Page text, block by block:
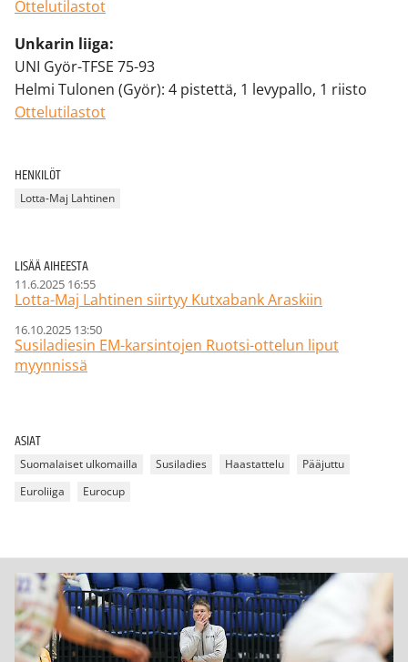
Ottelutilastot
Unkarin liiga:
UNI Györ-TFSE 75-93
Helmi Tulonen (Györ): 4 pistettä, 1 levypallo, 1 riisto
Ottelutilastot
HENKILÖT
Lotta-Maj Lahtinen
LISÄÄ AIHEESTA
11.6.2025 16:55
Lotta-Maj Lahtinen siirtyy Kutxabank Araskiin
16.10.2025 13:50
Susiladiesin EM-karsintojen Ruotsi-ottelun liput
myynnissä
ASIAT
Suomalaiset ulkomailla Susiladies Haastattelu
Pääjuttu
Euroliiga
Eurocup